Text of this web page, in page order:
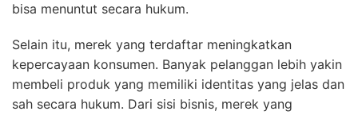
bisa menuntut secara hukum.
Selain itu, merek yang terdaftar meningkatkan
kepercayaan konsumen. Banyak pelanggan lebih yakin
membeli produk yang memiliki identitas yang jelas dan
sah secara hukum. Dari sisi bisnis, merek yang